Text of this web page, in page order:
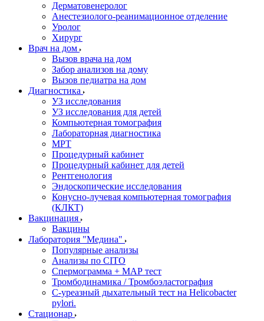
Дерматовенеролог
Анестезиолого-реанимационное отделение
Уролог
Хирург
Врач на дом
Вызов врача на дом
Забор анализов на дому
Вызов педиатра на дом
Диагностика
УЗ исследования
УЗ исследования для детей
Компьютерная томография
Лабораторная диагностика
МРТ
Процедурный кабинет
Процедурный кабинет для детей
Рентгенология
Эндоскопические исследования
Конусно-лучевая компьютерная томография
(КЛКТ)
Вакцинация
Вакцины
Лаборатория "Медина"
Популярные анализы
Анализы по CITO
Спермограмма + МАР тест
Тромбодинамика / Тромбоэластография
С-уреазный дыхательный тест на Helicobacter
pylori.
Стационар